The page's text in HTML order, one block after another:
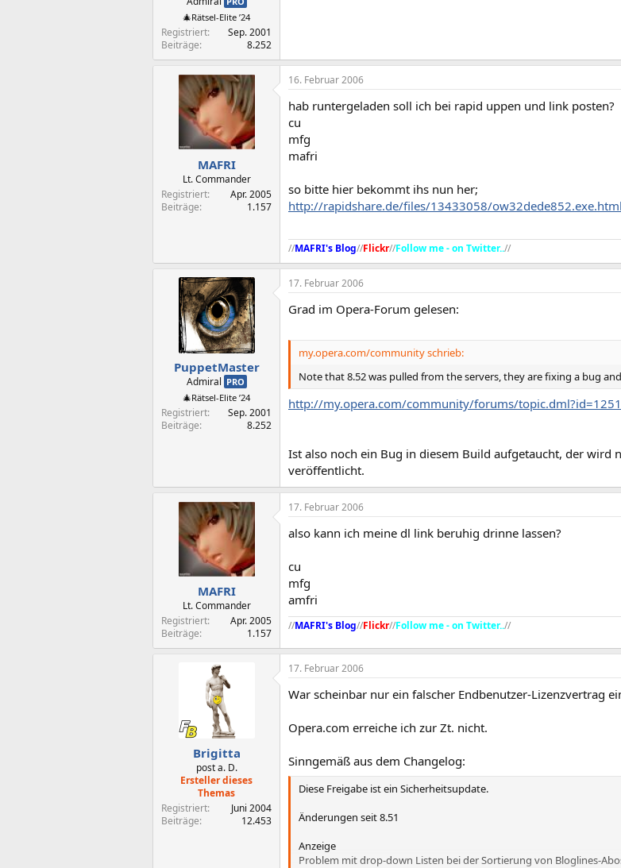
🎄Rätsel-Elite ’24
Registriert
Sep. 2001
Beiträge
8.252
MAFRI
Lt. Commander
Registriert
Apr. 2005
Beiträge
1.157
16. Februar 2006
hab runtergeladen soll ich bei rapid uppen und link posten?
cu
mfg
mafri
so bitte hier bekommt ihs nun her;
http://rapidshare.de/files/13433058/ow32dede852.exe.html
//MAFRI's Blog//Flickr//Follow me - on Twitter..//​
PuppetMaster
Admiral PRO
🎄Rätsel-Elite ’24
Registriert
Sep. 2001
Beiträge
8.252
17. Februar 2006
Grad im Opera-Forum gelesen:
my.opera.com/community schrieb:
Note that 8.52 was pulled from the servers, they are fixing a bug
http://my.opera.com/community/forums/
Ist also noch ein Bug in diesem Build aufgetaucht, der wird
veröffentlicht.
MAFRI
Lt. Commander
Registriert
Apr. 2005
Beiträge
1.157
17. Februar 2006
also kann ich meine dl link beruhig drinne lassen?
cu
mfg
amfri
//MAFRI's Blog//Flickr//Follow me - on Twitter..//​
Brigitta
post a. D.
Ersteller dieses
Themas
Registriert
Juni 2004
Beiträge
12.453
17. Februar 2006
War scheinbar nur ein falscher Endbenutzer-Lizenzvertrag
Opera.com erreiche ich zur Zt. nicht.
Sinngemäß aus dem Changelog:
Diese Freigabe ist ein Sicherheitsupdate.
Änderungen seit 8.51
Anzeige
Problem mit drop-down Listen bei der Sortierung von Bloglines-